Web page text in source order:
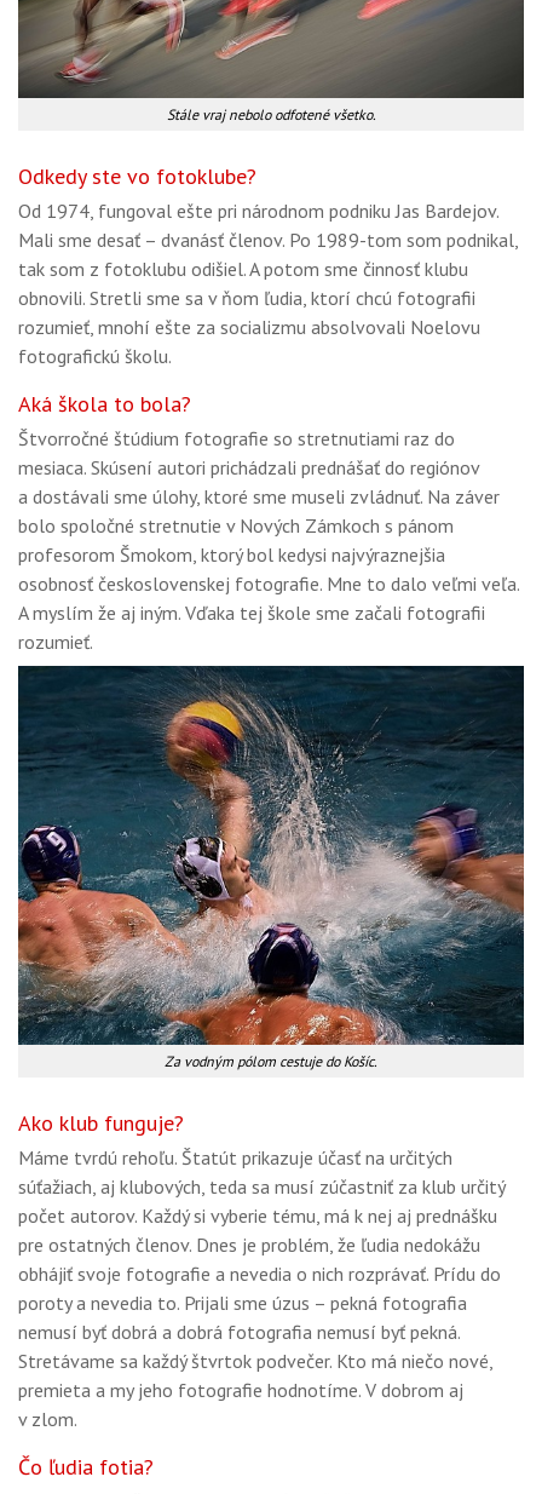
Stále vraj nebolo odfotené všetko.
Odkedy ste vo fotoklube?
Od 1974, fungoval ešte pri národnom podniku Jas Bardejov.
Mali sme desať – dvanásť členov. Po 1989-tom som podnikal,
tak som z fotoklubu odišiel. A potom sme činnosť klubu
obnovili. Stretli sme sa v ňom ľudia, ktorí chcú fotografii
rozumieť, mnohí ešte za socializmu absolvovali Noelovu
fotografickú školu.
Aká škola to bola?
Štvorročné štúdium fotografie so stretnutiami raz do
mesiaca. Skúsení autori prichádzali prednášať do regiónov
a dostávali sme úlohy, ktoré sme museli zvládnuť. Na záver
bolo spoločné stretnutie v Nových Zámkoch s pánom
profesorom Šmokom, ktorý bol kedysi najvýraznejšia
osobnosť československej fotografie. Mne to dalo veľmi veľa.
A myslím že aj iným. Vďaka tej škole sme začali fotografii
rozumieť.
Za vodným pólom cestuje do Košíc.
Ako klub funguje?
Máme tvrdú rehoľu. Štatút prikazuje účasť na určitých
súťažiach, aj klubových, teda sa musí zúčastniť za klub určitý
počet autorov. Každý si vyberie tému, má k nej aj prednášku
pre ostatných členov. Dnes je problém, že ľudia nedokážu
obhájiť svoje fotografie a nevedia o nich rozprávať. Prídu do
poroty a nevedia to. Prijali sme úzus – pekná fotografia
nemusí byť dobrá a dobrá fotografia nemusí byť pekná.
Stretávame sa každý štvrtok podvečer. Kto má niečo nové,
premieta a my jeho fotografie hodnotíme. V dobrom aj
v zlom.
Čo ľudia fotia?